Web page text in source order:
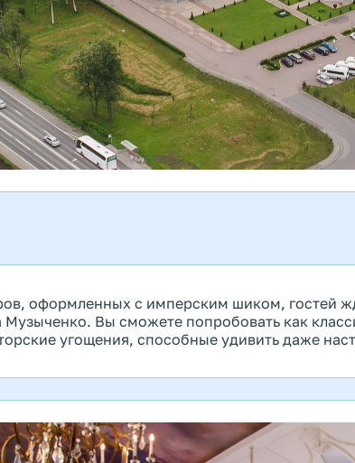
оформленных с имперским шиком, гостей
Музыченко. Вы сможете попробовать как
угощения, способные удивить даже